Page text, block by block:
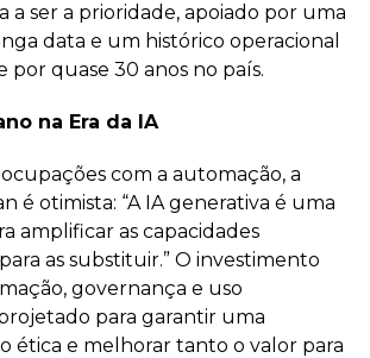
a ser a prioridade, apoiado por uma
data e um histórico operacional
por quase 30 anos no país.
na Era da IA
com a automação, a
é otimista: “A IA generativa é uma
amplificar as capacidades
as substituir.” O investimento
governança e uso
para garantir uma
ética e melhorar tanto o valor para